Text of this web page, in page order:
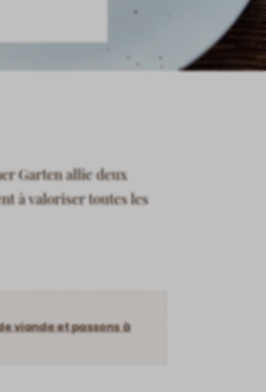
Garten allie deux
à valoriser toutes les
viande et passons à